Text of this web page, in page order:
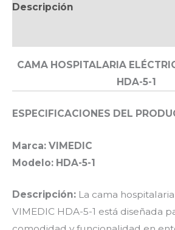
Descripción
CAMA HOSPITALARIA
HDA-5-1
ESPECIFICACIONES DEL
Marca: VIMEDIC
Modelo: HDA-5-1
Descripción: La cama
VIMEDIC HDA-5-1 está diseñada